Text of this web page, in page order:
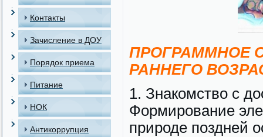
Контакты
Зачисление в ДОУ
Порядок приема
детей в МАДОУ
Питание
НОК
Антикоррупция
ПРОГРАММНОЕ
РАННЕГО
1. Знакомство с
Формирование
природе поздней